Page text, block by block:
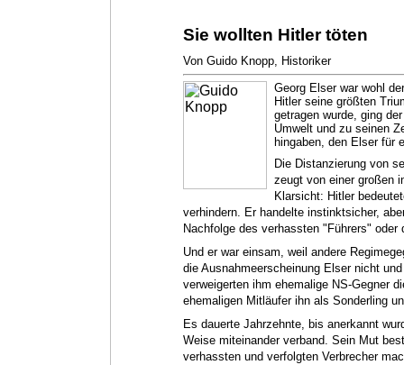
Sie wollten Hitler töten
Von Guido Knopp, Historiker
Georg Elser war wohl
Hitler seine größten
getragen wurde, ging
Umwelt und zu seinen
hingaben, den Elser für
Die Distanzierung von
zeugt von einer großen
Klarsicht: Hitler
verhindern. Er handelte instinktsicher,
Nachfolge des verhassten "Führers"
Und er war einsam, weil andere
die Ausnahmeerscheinung Elser nicht
verweigerten ihm ehemalige NS-Gegner
ehemaligen Mitläufer ihn als Sonderling
Es dauerte Jahrzehnte, bis anerkannt
Weise miteinander verband. Sein Mut
verhassten und verfolgten Verbrecher